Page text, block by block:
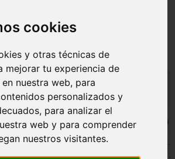
cookies
y otras técnicas de
mejorar tu experiencia de
nuestra web, para
personalizados y
para analizar el
web y para comprender
nuestros visitantes.
para Perras